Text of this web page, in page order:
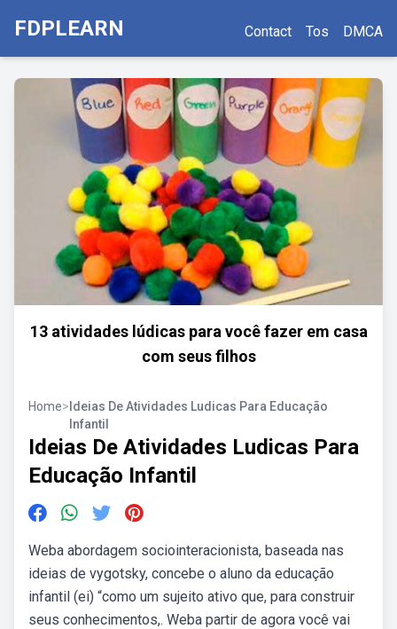
FDPLEARN Contact Tos DMCA
13 atividades lúdicas para você fazer em casa
com seus filhos
Home> Ideias De Atividades Ludicas Para Educação
Infantil
Ideias De Atividades Ludicas Para
Educação Infantil
Weba abordagem sociointeracionista, baseada nas
ideias de vygotsky, concebe o aluno da educação
infantil (ei) “como um sujeito ativo que, para construir
seus conhecimentos,. Weba partir de agora você vai